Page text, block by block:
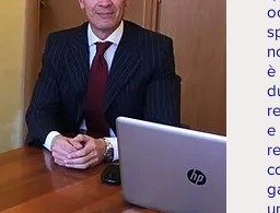
è
e